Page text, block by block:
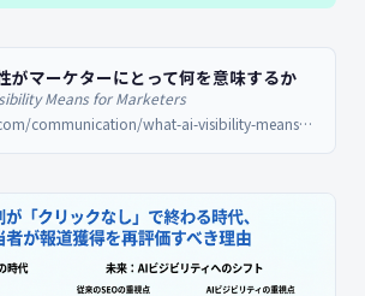
がマーケターにとって何を意味するか
Means for Marketers
spinsucks.com/communication/what-ai-visibility-means-for-marketers/